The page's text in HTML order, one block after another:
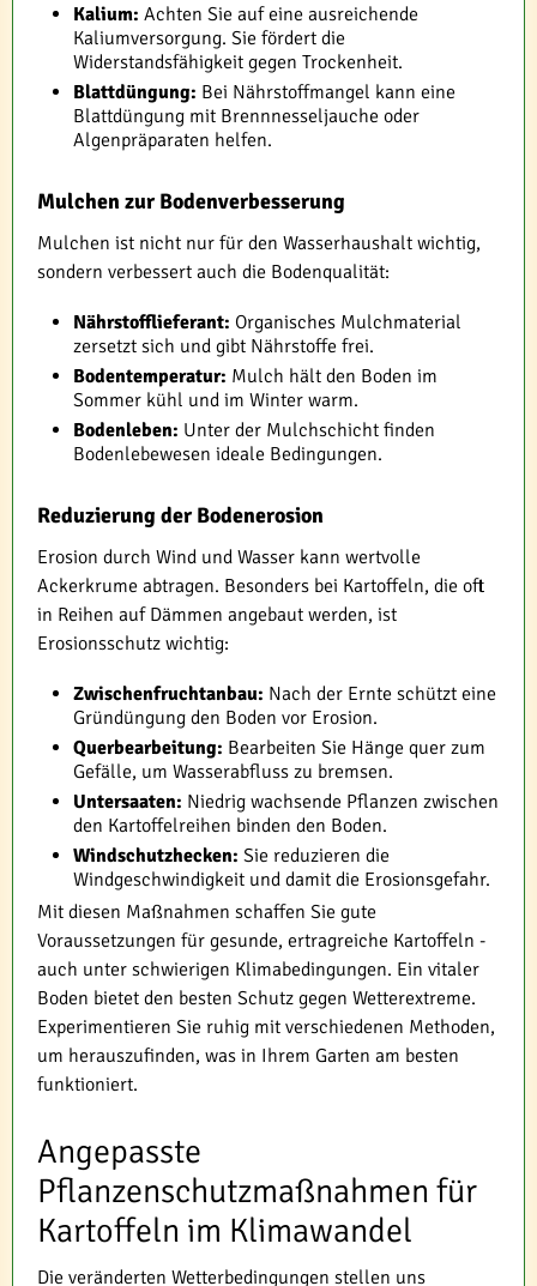
Kalium: Achten Sie auf eine ausreichende
Kaliumversorgung. Sie fördert die
Widerstandsfähigkeit gegen Trockenheit.
Blattdüngung: Bei Nährstoffmangel kann eine
Blattdüngung mit Brennnesseljauche oder
Algenpräparaten helfen.
Mulchen zur Bodenverbesserung
Mulchen ist nicht nur für den Wasserhaushalt wichtig,
sondern verbessert auch die Bodenqualität:
Nährstofflieferant: Organisches Mulchmaterial
zersetzt sich und gibt Nährstoffe frei.
Bodentemperatur: Mulch hält den Boden im
Sommer kühl und im Winter warm.
Bodenleben: Unter der Mulchschicht finden
Bodenlebewesen ideale Bedingungen.
Reduzierung der Bodenerosion
Erosion durch Wind und Wasser kann wertvolle
Ackerkrume abtragen. Besonders bei Kartoffeln, die oft
in Reihen auf Dämmen angebaut werden, ist
Erosionsschutz wichtig:
Zwischenfruchtanbau: Nach der Ernte schützt eine
Gründüngung den Boden vor Erosion.
Querbearbeitung: Bearbeiten Sie Hänge quer zum
Gefälle, um Wasserabfluss zu bremsen.
Untersaaten: Niedrig wachsende Pflanzen zwischen
den Kartoffelreihen binden den Boden.
Windschutzhecken: Sie reduzieren die
Windgeschwindigkeit und damit die Erosionsgefahr.
Mit diesen Maßnahmen schaffen Sie gute
Voraussetzungen für gesunde, ertragreiche Kartoffeln -
auch unter schwierigen Klimabedingungen. Ein vitaler
Boden bietet den besten Schutz gegen Wetterextreme.
Experimentieren Sie ruhig mit verschiedenen Methoden,
um herauszufinden, was in Ihrem Garten am besten
funktioniert.
Angepasste
Pflanzenschutzmaßnahmen für
Kartoffeln im Klimawandel
Die veränderten Wetterbedingungen stellen uns